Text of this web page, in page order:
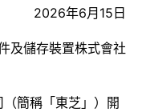
2026年6月15日
及儲存裝置株式會社
簡稱「東芝」）開